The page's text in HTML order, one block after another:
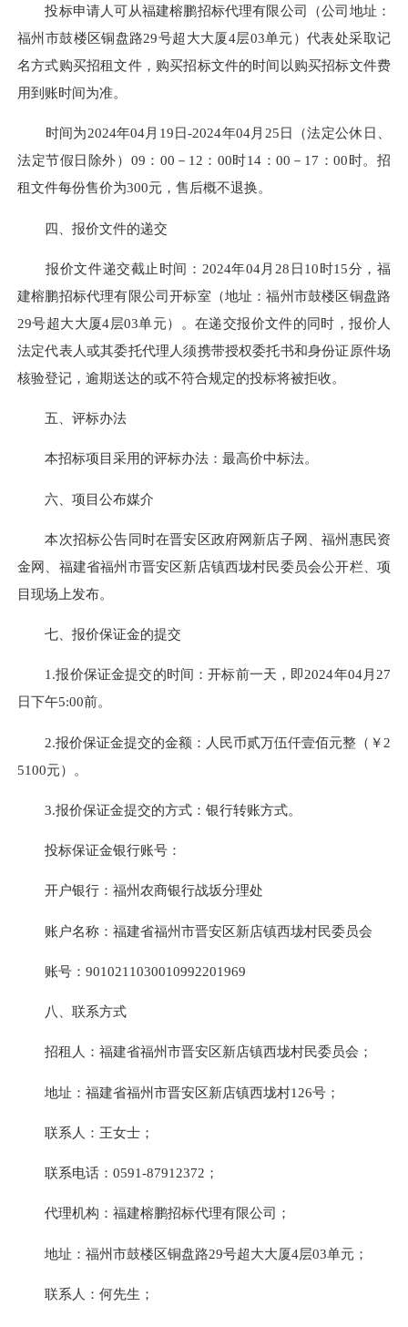
投标申请人可从福建榕鹏招标代理有限公司 （公司地址：
福州市鼓楼区铜盘路29号超大大厦4层03单元）代表处采取记
名方式购买招租文件，购买招标文件的时间以购买招标文件费
用到账时间为准。
时间为2024年04月 19日-2024年04月 25日（法定公休日、
法定节假日除外）09：00－12：00时14：00－17：00时。招
租文件每份售价为300元，售后概不退换。
四、报价文件的递交
报价文件递交截止时间：2024年04月28日10时15分，福
建榕鹏招标代理有限公司开标室（地址：福州市鼓楼区铜盘路
29号超大大厦4层03单元）
。在递交报价文件的同时，报价人
法定代表人或其委托代理人须携带授权委托书和身份证原件场
核验登记，逾期送达的或不符合规定的投标将被拒收。
五、评标办法
本招标项目采用的评标办法： 最高价中标法。
六、项目公布媒介
本次招标公告同时在晋安区政府网新店子网、福州惠民资
金网、福建省福州市晋安区新店镇西垅村民委员会公开栏、项
目现场上发布。
七 、报价保证金的提交
1.报价保证金提交的时间：开标前一天，即2024年04月27
日下午5:00前。
2.报价保证金提交的金额： 人民币贰万伍仟壹佰元整（￥2
5100元）
。
3.报价保证金提交的方式： 银行转账方式。
投标保证金银行账号：
开户银行： 福州农商银行战坂分理处
账 户名称： 福建省福州市晋安区新店镇西垅村民委员会
账号： 9010211030010992201969
八 、联系方式
招租人： 福建省福州市晋安区新店镇西垅村民委员会 ；
地址： 福建省福州市晋安区新店镇西垅村126号 ；
联系人： 王女士 ；
联系电话： 0591-87912372 ；
代理机构： 福建榕鹏招标代理有限公司 ；
地址： 福州市鼓楼区铜盘路29号超大大厦4层03单元 ；
联系人： 何先生 ；